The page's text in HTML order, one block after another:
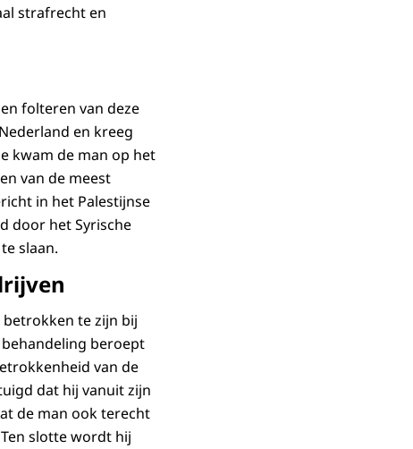
strafrecht en
folteren van deze
en kreeg
kwam de man op het
van de meest
in het Palestijnse
door het Syrische
slaan.
te zijn bij
beroept
van de
dat hij vanuit zijn
de man ook terecht
slotte wordt hij